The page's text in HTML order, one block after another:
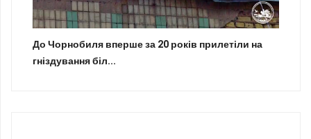
До Чорнобиля вперше за 20 років прилетіли на
гніздування біл...